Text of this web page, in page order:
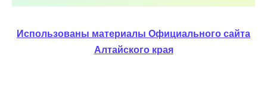
Использованы материалы Официального сайта
Алтайского края